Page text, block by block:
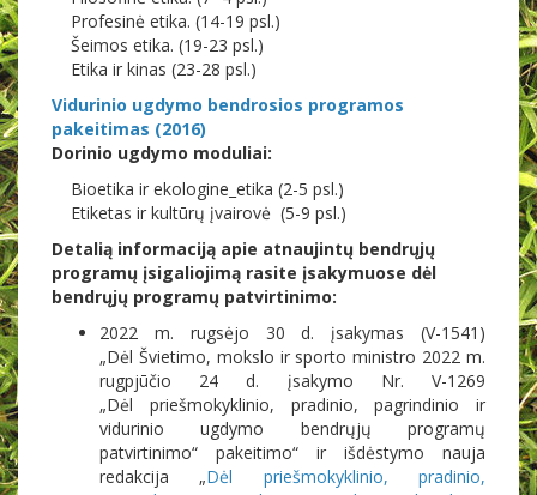
Profesinė etika. (14-19 psl.)
Šeimos etika. (19-23 psl.)
Etika ir kinas (23-28 psl.)
Vidurinio ugdymo bendrosios programos
pakeitimas (2016)
Dorinio ugdymo moduliai:
Bioetika ir ekologine_etika (2-5 psl.)
Etiketas ir kultūrų įvairovė (5-9 psl.)
Detalią informaciją apie atnaujintų bendrųjų
programų įsigaliojimą rasite įsakymuose dėl
bendrųjų programų patvirtinimo:
2022 m. rugsėjo 30 d. įsakymas (V-1541)
„Dėl Švietimo, mokslo ir sporto ministro 2022 m.
rugpjūčio 24 d. įsakymo Nr. V-1269
„Dėl priešmokyklinio, pradinio, pagrindinio ir
vidurinio ugdymo bendrųjų programų
patvirtinimo“ pakeitimo“ ir išdėstymo nauja
redakcija „Dėl priešmokyklinio, pradinio,